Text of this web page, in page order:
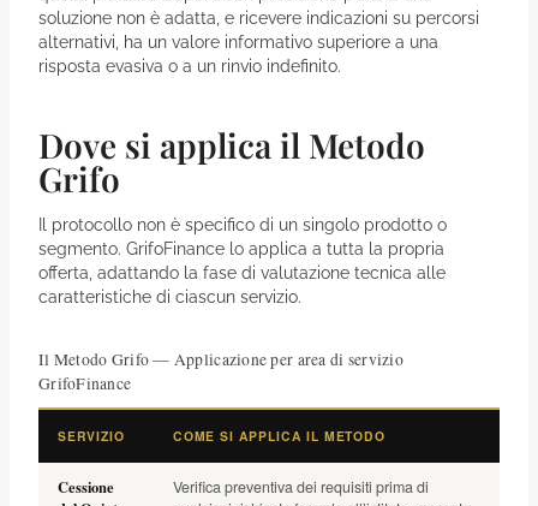
soluzione non è adatta, e ricevere indicazioni su percorsi
alternativi, ha un valore informativo superiore a una
risposta evasiva o a un rinvio indefinito.
Dove si applica il Metodo
Grifo
Il protocollo non è specifico di un singolo prodotto o
segmento. GrifoFinance lo applica a tutta la propria
offerta, adattando la fase di valutazione tecnica alle
caratteristiche di ciascun servizio.
Il Metodo Grifo — Applicazione per area di servizio
GrifoFinance
SERVIZIO COME SI APPLICA IL METODO
Cessione
Verifica preventiva dei requisiti prima di